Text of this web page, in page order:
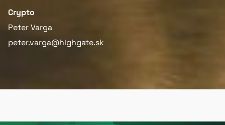
Crypto
Peter Varga
peter.varga@highgate.sk